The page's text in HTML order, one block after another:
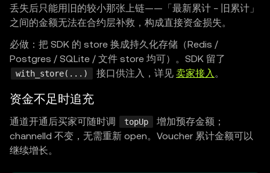
丢失后只能用旧的较小那张上链——「最新累计 − 旧累计」
之间的金额无法在合约层补救，构成直接资金损失。
必做：把 SDK 的 store 换成持久化存储（Redis /
Postgres / SQLite / 文件 store 均可）。SDK 留了
with_store(...) 接口供注入，详见 卖家接入。
资金不足时追充
通道开通后买家可随时调 topUp
增加预存金额；
channelId 不变，无需重新 open。Voucher 累计金额可以
继续增长。